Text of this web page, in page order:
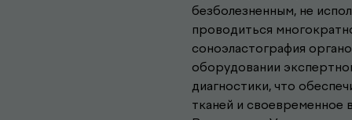
безболезненным, не
проводиться
соноэластография
оборудовании
диагностики, что
тканей и своевременное